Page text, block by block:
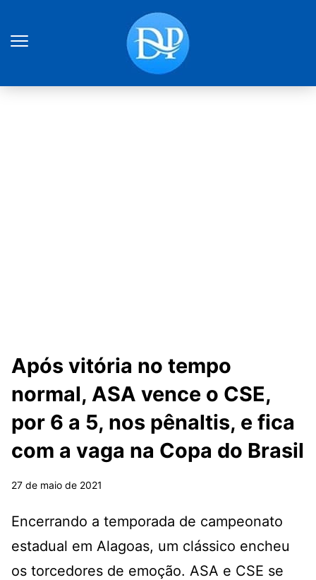
Após vitória no tempo
normal, ASA vence o CSE,
por 6 a 5, nos pênaltis, e fica
com a vaga na Copa do Brasil
27 de maio de 2021
Encerrando a temporada de campeonato
estadual em Alagoas, um clássico encheu
os torcedores de emoção. ASA e CSE se